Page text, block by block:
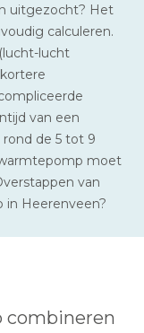
uitgezocht? Het
calculeren.
lucht
van een
de 5 tot 9
moet
van
in Heerenveen?